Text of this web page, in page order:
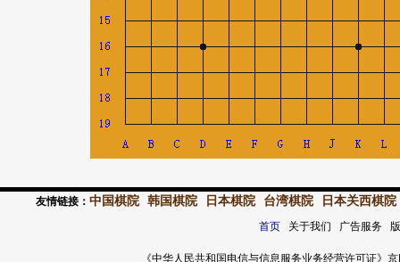
友情链接： 中国棋院 韩国棋院 日本棋院 台湾棋院 日本关西棋院
首页关于我们 广告服务
《中华人民共和国电信与信息服务业务经营许可证